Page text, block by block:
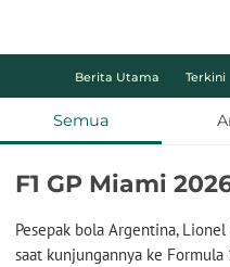
Berita Utama Terkini
Semua
F1 GP Miami
Pesepak bola Argentina,
saat kunjungannya ke